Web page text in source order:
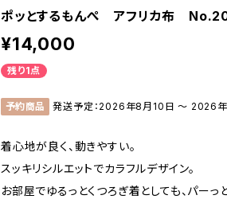
ポッとするもんぺ アフリカ布
¥14,000
残り1点
予約商品 発送予定：2026年8月10日 〜 2026
着心地が良く、動きやすい。
スッキリシルエットでカラフルデザイン。
お部屋でゆるっとくつろぎ着としても、パーっ